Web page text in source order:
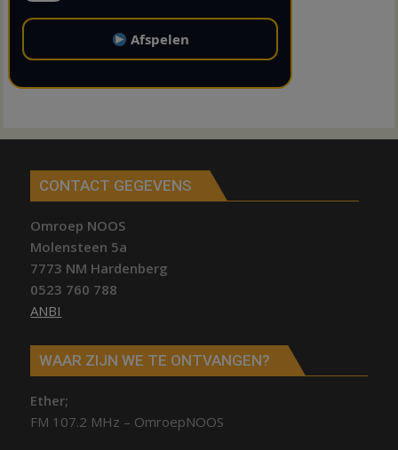
Afspelen
CONTACT GEGEVENS
Omroep NOOS
Molensteen 5a
7773 NM Hardenberg
0523 760 788
ANBI
WAAR ZIJN WE TE ONTVANGEN?
Ether;
FM 107.2 MHz – OmroepNOOS